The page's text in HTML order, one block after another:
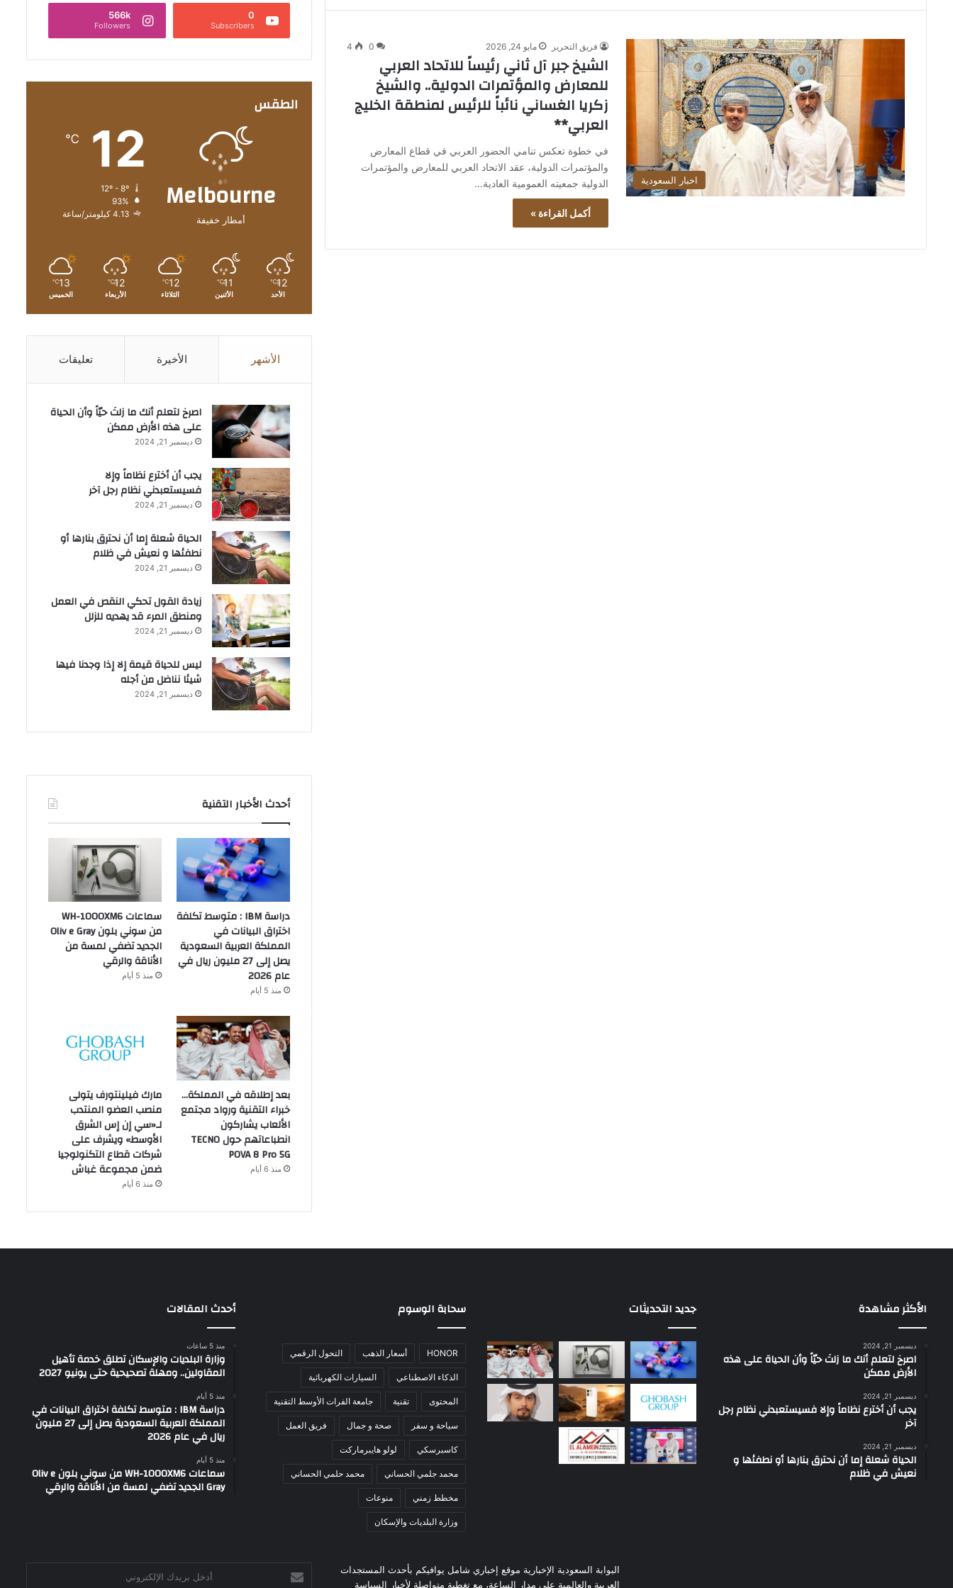
اخبار السعودية
فريق التحرير مايو 24, 2026 0
4
الشيخ جبر آل ثاني رئيساً للاتحاد العربي
للمعارض والمؤتمرات الدولية.. والشيخ
زكريا الغساني نائباً للرئيس لمنطقة الخليج
العربي**
في خطوة تعكس تنامي الحضور العربي في قطاع المعارض
والمؤتمرات الدولية، عقد الاتحاد العربي للمعارض والمؤتمرات
الدولية جمعيته العمومية العادية…
أكمل القراءة »
0
Subscribers
566k
Followers
الطقس
Melbourne
أمطار خفيفة
12
℃
93%
4.13 كيلومتر/ساعة
12
℃
الأحد
11
℃
الأثنين
12
℃
الثلاثاء
12
℃
الأربعاء
13
℃
الخميس
الأشهر الأخيرة تعليقات
‫اصرخ لتعلم أنك ما زلتَ حيّاً وأن الحياة
على هذه الأرض ممكن
ديسمبر 21, 2024
يجب أن أخترع نظاماً وإلا
فسيستعبدني نظام رجل آخر
ديسمبر 21, 2024
الحياة شعلة إما أن نحترق بنارها أو
نطفئها و نعيش في ظلام
ديسمبر 21, 2024
زيادة القول تحكي النقص في العمل
ومنطق المرء قد يهديه للزلل
ديسمبر 21, 2024
ليس للحياة قيمة إلا إذا وجدنا فيها
شيئا نناضل من أجله
ديسمبر 21, 2024
أحدث الأخبار التقنية
دراسة IBM : متوسط تكلفة
اختراق البيانات في
المملكة العربية السعودية
يصل إلى 27 مليون ريال في
عام 2026
منذ 5 أيام
سماعات WH-1000XM6
من سوني بلون Oliv e Gray
الجديد تضفي لمسة من
الأناقة والرقي
منذ 5 أيام
بعد إطلاقه في المملكة…
خبراء التقنية ورواد مجتمع
الألعاب يشاركون
انطباعاتهم حول TECNO
POVA 8 Pro 5G
منذ 6 أيام
مارك فيلينتورف يتولى
منصب العضو المنتدب
لـ«سي إن إس الشرق
الأوسط» ويشرف على
شركات قطاع التكنولوجيا
ضمن مجموعة غباش
منذ 6 أيام
الأكثر مشاهدة
ديسمبر 21, 2024
‫اصرخ لتعلم أنك ما زلتَ حيّاً وأن الحياة على هذه
الأرض ممكن
ديسمبر 21, 2024
يجب أن أخترع نظاماً وإلا فسيستعبدني نظام رجل
آخر
ديسمبر 21, 2024
الحياة شعلة إما أن نحترق بنارها أو نطفئها و
نعيش في ظلام
جديد التحديثات سحابة الوسوم
HONOR أسعار الذهب التحول الرقمي
الذكاء الاصطناعي السيارات الكهربائية
المحتوى تقنية جامعة الفرات الأوسط التقنية
سياحة و سفر صحة و جمال فريق العمل
كاسبرسكي لولو هايبرماركت
محمد جلمي الحساني محمد حلمي الحساني
مخطط زمني منوعات
وزارة البلديات والإسكان
أحدث المقالات
منذ 5 ساعات
وزارة البلديات والإسكان تطلق خدمة تأهيل
المقاولين.. ومهلة تصحيحية حتى يونيو 2027
منذ 5 أيام
دراسة IBM : متوسط تكلفة اختراق البيانات في
المملكة العربية السعودية يصل إلى 27 مليون
ريال في عام 2026
منذ 5 أيام
سماعات WH-1000XM6 من سوني بلون Oliv e
Gray الجديد تضفي لمسة من الأناقة والرقي
البوابة السعودية الإخبارية موقع إخباري شامل يوافيكم بأحدث المستجدات
العربية والعالمية على مدار الساعة، مع تغطية متواصلة لأخبار السياسة
بريدك